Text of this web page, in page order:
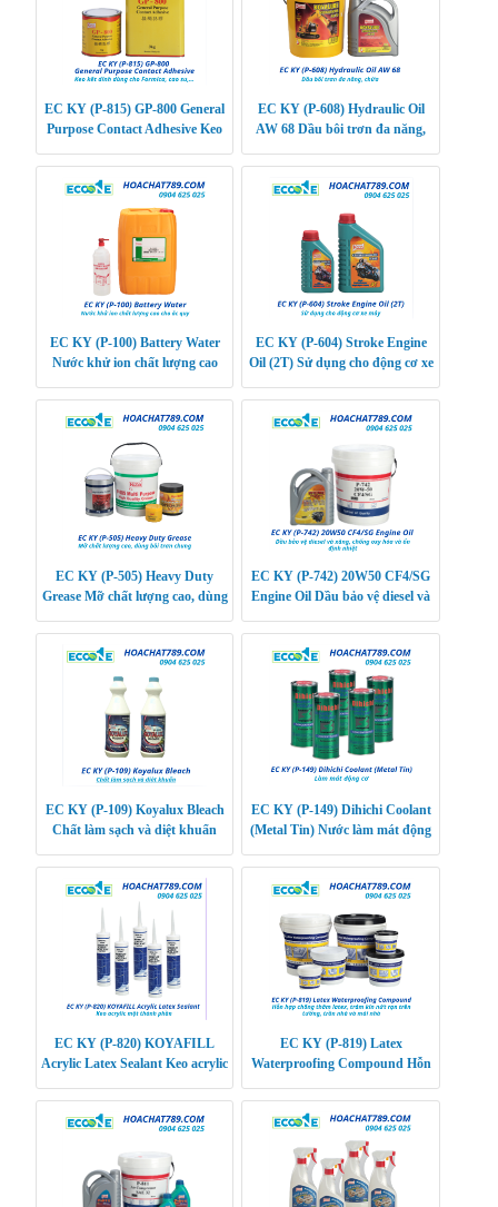
EC KY (P-815) GP-800 General
Purpose Contact Adhesive Keo
su, …
EC KY (P-608) Hydraulic Oil
AW 68 Dầu bôi trơn đa năng,
EC KY (P-100) Battery Water
Nước khử ion chất lượng cao
EC KY (P-604) Stroke Engine
Oil (2T) Sử dụng cho động cơ xe
EC KY (P-505) Heavy Duty
Grease Mỡ chất lượng cao, dùng
EC KY (P-742) 20W50 CF4/SG
Engine Oil Dầu bảo vệ diesel và
nhiệt
EC KY (P-109) Koyalux Bleach
Chất làm sạch và diệt khuẩn
EC KY (P-149) Dihichi Coolant
(Metal Tin) Nước làm mát động
EC KY (P-820) KOYAFILL
Acrylic Latex Sealant Keo acrylic
tường thạch c
EC KY (P-819) Latex
Waterproofing Compound Hỗn
nứt rạn trên tường, tr